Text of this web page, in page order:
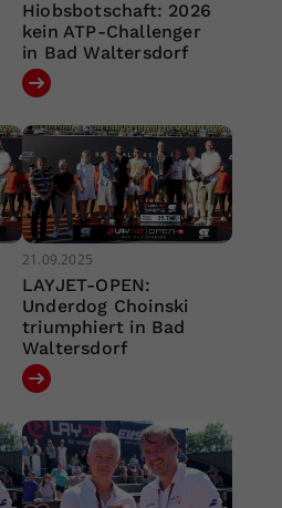
Hiobsbotschaft: 2026
kein ATP-Challenger
in Bad Waltersdorf
21.09.2025
LAYJET-OPEN:
Underdog Choinski
triumphiert in Bad
Waltersdorf